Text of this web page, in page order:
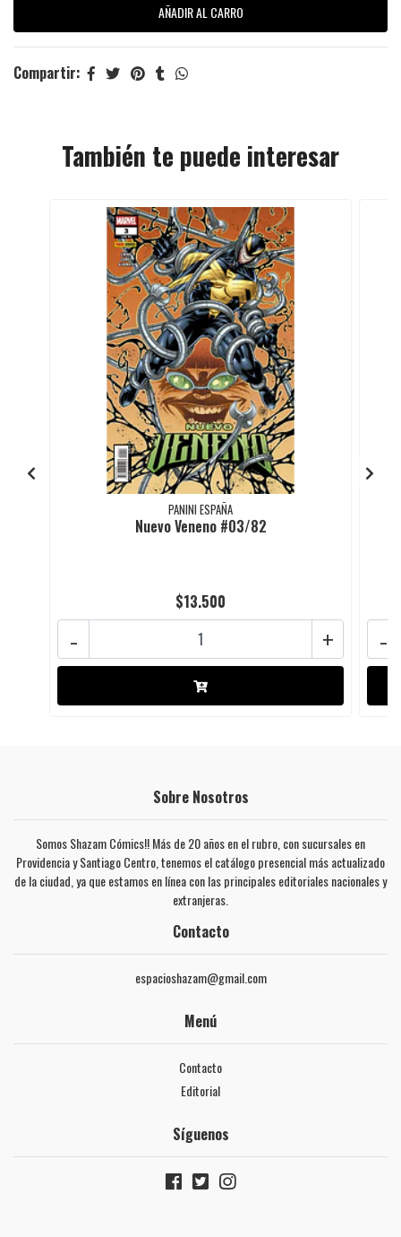
Compartir:
También te puede interesar
PANINI ESPAÑA
Nuevo Veneno #03/82
$13.500
+
- -
Sobre Nosotros
Somos Shazam Cómics!! Más de 20 años en el rubro, con sucursales en
Providencia y Santiago Centro, tenemos el catálogo presencial más actualizado
de la ciudad, ya que estamos en línea con las principales editoriales nacionales y
extranjeras.
Contacto
espacioshazam@gmail.com
Menú
Contacto
Editorial
Síguenos